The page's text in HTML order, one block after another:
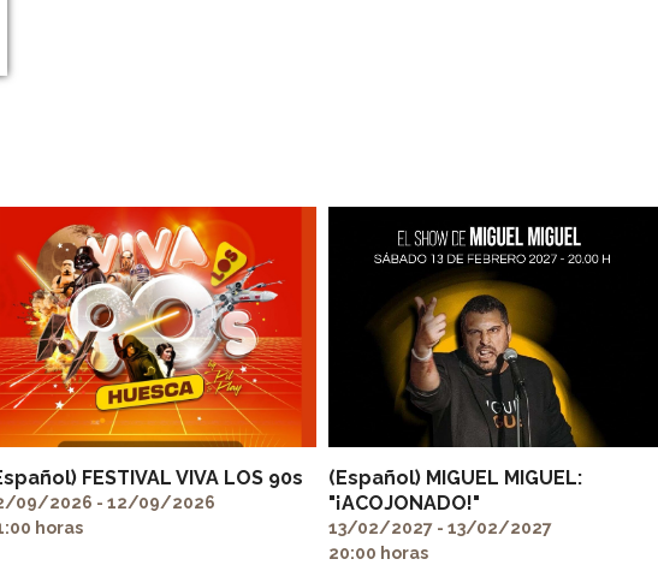
FESTIVAL VIVA LOS 90s
09/2026 - 12/09/2026
horas
(Español) MIGUEL MIGUEL:
"¡ACOJONADO!"
13/02/2027 - 13/02/2027
20:00 horas